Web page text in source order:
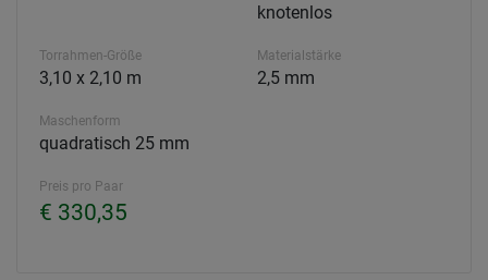
knotenlos
Torrahmen-Größe
3,10 x 2,10 m
Materialstärke
2,5 mm
Maschenform
quadratisch 25 mm
Preis pro Paar
€ 330,35